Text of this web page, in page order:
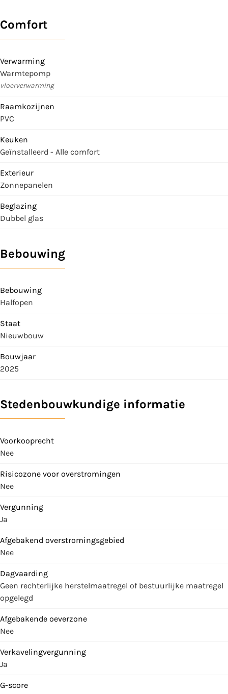
Comfort
Verwarming
Warmtepomp
vloerverwarming
Raamkozijnen
PVC
Keuken
Geïnstalleerd - Alle comfort
Exterieur
Zonnepanelen
Beglazing
Dubbel glas
Bebouwing
Bebouwing
Halfopen
Staat
Nieuwbouw
Bouwjaar
2025
Stedenbouwkundige informatie
Voorkooprecht
Nee
Risicozone voor overstromingen
Nee
Vergunning
Ja
Afgebakend overstromingsgebied
Nee
Dagvaarding
Geen rechterlijke herstelmaatregel of bestuurlijke maatregel
opgelegd
Afgebakende oeverzone
Nee
Verkavelingvergunning
Ja
G-score